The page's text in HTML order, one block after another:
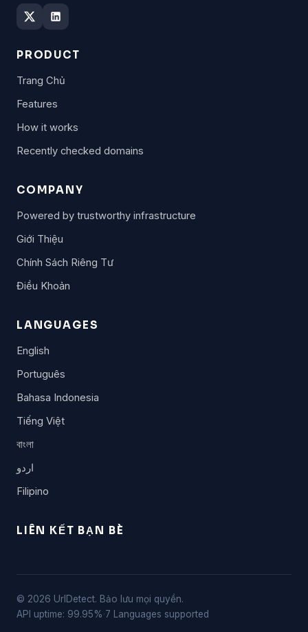
PRODUCT
Trang Chủ
Features
How it works
Recently checked domains
COMPANY
Powered by trustworthy infrastructure
Giới Thiệu
Chính Sách Riêng Tư
Điều Khoản
LANGUAGES
English
Português
Bahasa Indonesia
Tiếng Việt
বাংলা
اردو
Filipino
LIÊN KẾT BẠN BÈ
© 2026 UrlDetect. Bảo lưu mọi quyền.
API uptime: 99.95%·7 Languages supported